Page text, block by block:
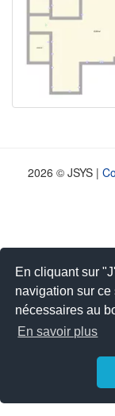
En cliquant sur
navigation sur
nécessaires au
En savoir plus
2026 © JSYS |